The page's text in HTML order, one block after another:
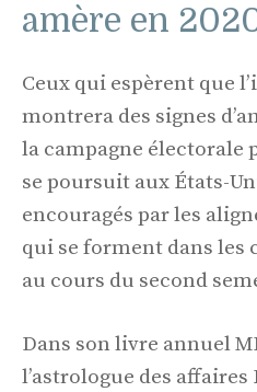
amère en
Ceux qui espèrent que
montrera des signes
la campagne électorale
se poursuit aux États-
encouragés par les
qui se forment dans
au cours du second
Dans son livre annuel
l’astrologue des